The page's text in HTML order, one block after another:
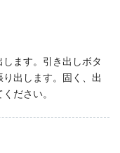
ます。引き出しボタ
出します。固く、出
ださい。